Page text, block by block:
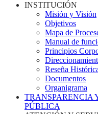
INSTITUCIÓN
Misión y Visión
Objetivos
Mapa de
Manual de
Principios
Reseña
Documentos
Organigrama
TRANSPARENCIA
PÚBLICA